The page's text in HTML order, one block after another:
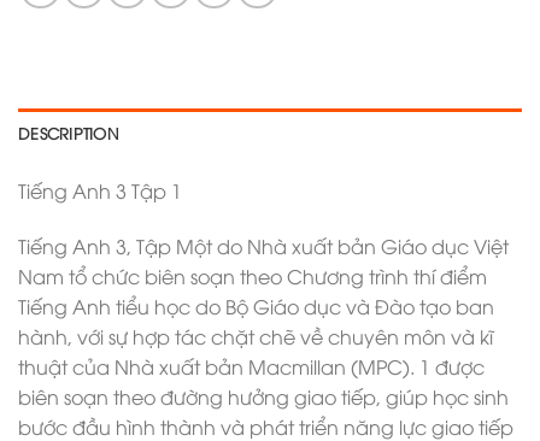
DESCRIPTION
Tiếng Anh 3 Tập 1
Tiếng Anh 3, Tập Một do Nhà xuất bản Giáo dục Việt
Nam tổ chức biên soạn theo Chương trình thí điểm
Tiếng Anh tiểu học do Bộ Giáo dục và Đào tạo ban
hành, với sự hợp tác chặt chẽ về chuyên môn và kĩ
thuật của Nhà xuất bản Macmillan (MPC). 1 được
biên soạn theo đường hưởng giao tiếp, giúp học sinh
bước đầu hình thành và phát triển năng lực giao tiếp